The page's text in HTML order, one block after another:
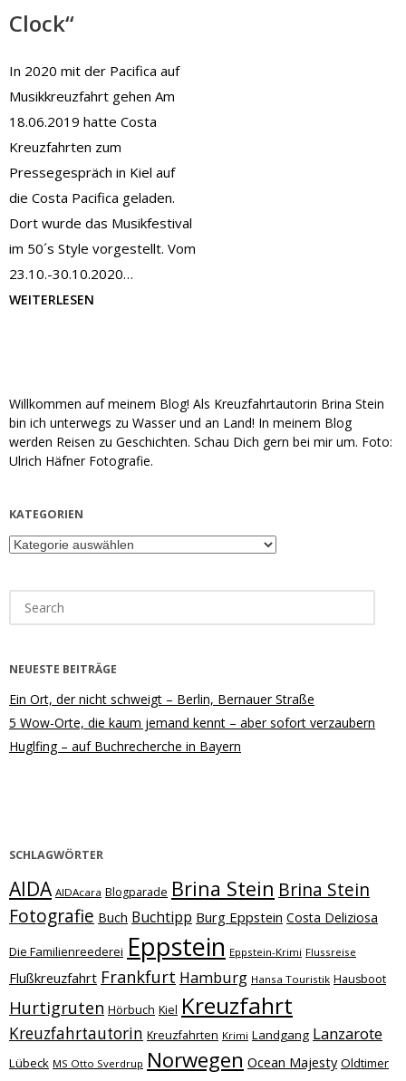
Clock“
In 2020 mit der Pacifica auf
Musikkreuzfahrt gehen Am
18.06.2019 hatte Costa
Kreuzfahrten zum
Pressegespräch in Kiel auf
die Costa Pacifica geladen.
Dort wurde das Musikfestival
im 50´s Style vorgestellt. Vom
23.10.-30.10.2020…
WEITERLESEN
Willkommen auf meinem Blog! Als Kreuzfahrtautorin Brina Stein
bin ich unterwegs zu Wasser und an Land! In meinem Blog
werden Reisen zu Geschichten. Schau Dich gern bei mir um. Foto:
Ulrich Häfner Fotografie.
KATEGORIEN
Kategorien
for:
NEUESTE BEITRÄGE
Ein Ort, der nicht schweigt – Berlin, Bernauer Straße
5 Wow-Orte, die kaum jemand kennt – aber sofort verzaubern
Huglfing – auf Buchrecherche in Bayern
SCHLAGWÖRTER
AIDA AIDAcara Blogparade Brina Stein Brina Stein
Fotografie Buch Buchtipp Burg Eppstein Costa Deliziosa
Die Familienreederei Eppstein Eppstein-Krimi Flussreise
Flußkreuzfahrt Frankfurt Hamburg Hansa Touristik Hausboot
Hurtigruten Hörbuch Kiel Kreuzfahrt
Kreuzfahrtautorin Kreuzfahrten Krimi Landgang Lanzarote
Lübeck MS Otto Sverdrup Norwegen Ocean Majesty Oldtimer